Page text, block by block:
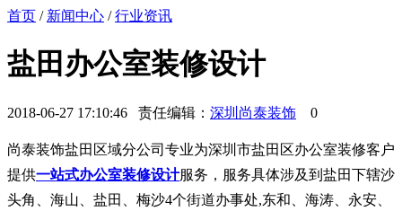
首页 / 新闻中心 /行业资讯
盐田办公室装修设计
2018-06-27 17:10:46 责任编辑： 深圳尚泰装饰 0
尚泰装饰盐田区域分公司专业为深圳市盐田区办公室装修客户
提供一站式办公室装修设计服务，服务具体涉及到盐田下辖沙
头角、海山、盐田、梅沙4个街道办事处,东和、海涛、永安、